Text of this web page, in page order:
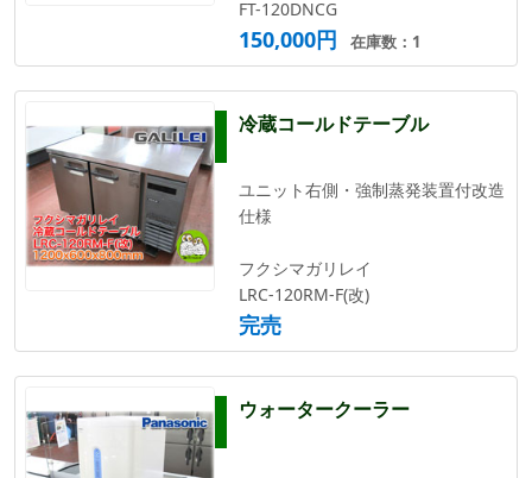
FT-120DNCG
150,000円 在庫数：1
冷蔵コールドテーブル
ユニット右側・強制蒸発装置付改造
仕様
フクシマガリレイ
LRC-120RM-F(改)
完売
ウォータークーラー